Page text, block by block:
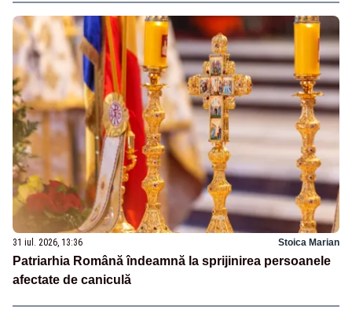
31 iul. 2026, 13:36 Stoica Marian
Patriarhia Română îndeamnă la sprijinirea persoanele
afectate de caniculă